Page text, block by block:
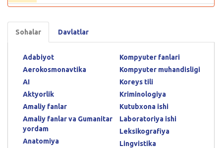
Sohalar Davlatlar
Adabiyot
Aerokosmonavtika
AI
Aktyorlik
Amaliy fanlar
Amaliy fanlar va Gumanitar
yordam
Anatomiya
Kompyuter fanlari
Kompyuter muhandisligi
Koreys tili
Kriminologiya
Kutubxona ishi
Laboratoriya ishi
Leksikografiya
Lingvistika